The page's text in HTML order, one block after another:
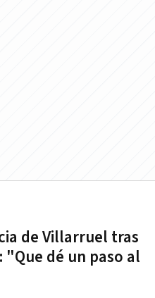
de Villarruel tras
"Que dé un paso al